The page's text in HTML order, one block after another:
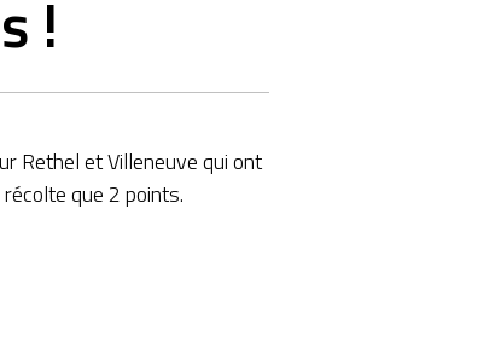
!
Rethel et Villeneuve qui ont
que 2 points.